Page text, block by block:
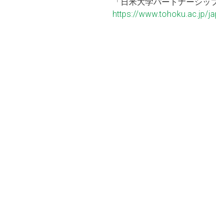
「日米大学パートナーシッ
https://www.tohoku.ac.jp/